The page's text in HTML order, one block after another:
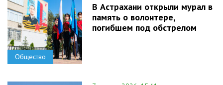
Общество
В Астрахани открыли мурал в
память о волонтере,
погибшем под обстрелом